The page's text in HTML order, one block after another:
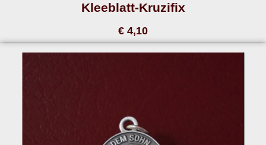
Kleeblatt-Kruzifix
€ 4,10